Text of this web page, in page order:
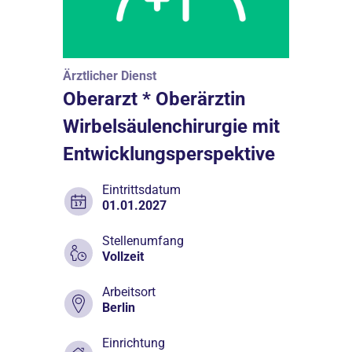
Ärztlicher Dienst
Oberarzt * Oberärztin
Wirbelsäulenchirurgie mit
Entwicklungsperspektive
Eintrittsdatum
01.01.2027
Stellenumfang
Vollzeit
Arbeitsort
Berlin
Einrichtung